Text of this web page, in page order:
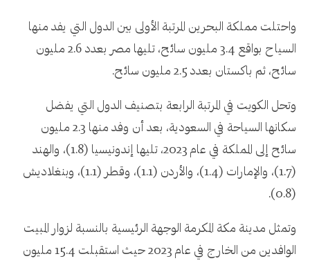
واحتلت مملكة البحرين المرتبة الأولى بين الدول التي يفد منها
السياح بواقع 3.4 مليون سائح، تليها مصر بعدد 2.6 مليون
سائح، ثم باكستان بعدد 2.5 مليون سائح.
وتحل الكويت في المرتبة الرابعة بتصنيف الدول التي يفضل
سكانها السياحة في السعودية، بعد أن وفد منها 2.3 مليون
سائح إلى المملكة في عام 2023، تليها إندونيسيا (1.8)، والهند
(1.7)، والإمارات (1.4)، والأردن (1.1)، وقطر (1.1)، وبنغلاديش
(0.8).
وتمثل مدينة مكة المكرمة الوجهة الرئيسية بالنسبة لزوار المبيت
الوافدين من الخارج في عام 2023 حيث استقبلت 15.4 مليون